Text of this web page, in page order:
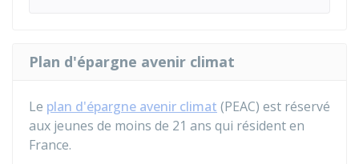
Plan d'épargne avenir climat
Le plan d'épargne avenir climat (PEAC) est réservé
aux jeunes de moins de 21 ans qui résident en
France.